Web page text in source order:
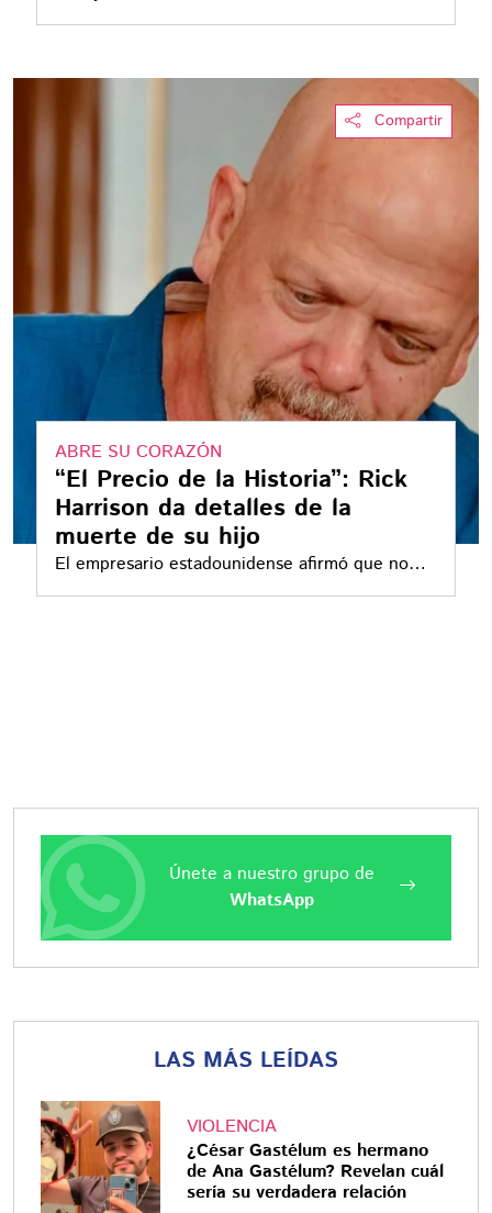
una conmoción cerebral, entre otras lesiones,
Compartir
ABRE SU CORAZÓN
“El Precio de la Historia”: Rick
Harrison da detalles de la
muerte de su hijo
El empresario estadounidense afirmó que no
hay nada peor que perder a un hijo
Únete a nuestro grupo de
WhatsApp
LAS MÁS LEÍDAS
VIOLENCIA
¿César Gastélum es hermano
de Ana Gastélum? Revelan cuál
sería su verdadera relación